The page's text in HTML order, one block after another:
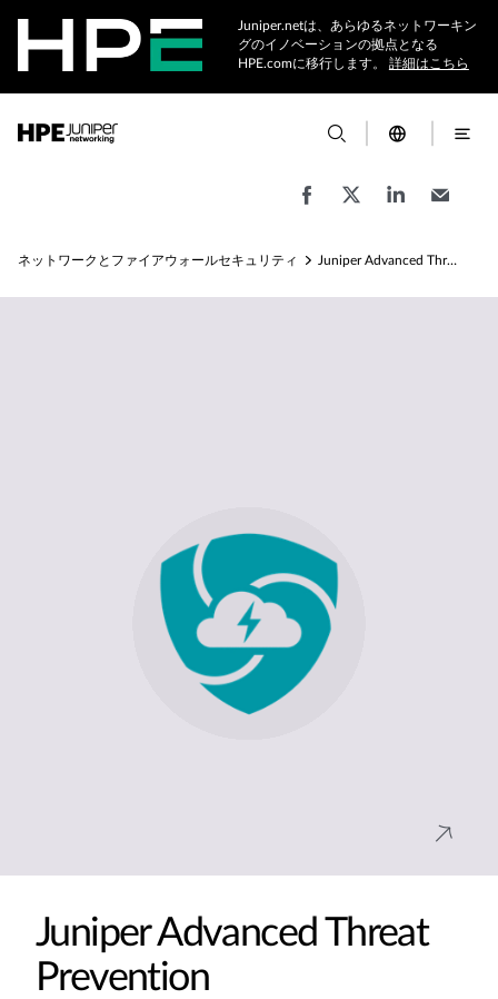
Juniper.netは、あらゆるネットワーキン
グのイノベーションの拠点となる
HPE.comに移行します。 詳細はこちら
ネットワークとファイアウォールセキュリティ Juniper Advanced Threat Prevention製品
Juniper Advanced Threat
Prevention